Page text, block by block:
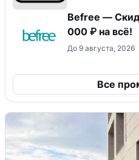
Befree —
000 ₽ на всё!
До 9 августа, 2026
Все